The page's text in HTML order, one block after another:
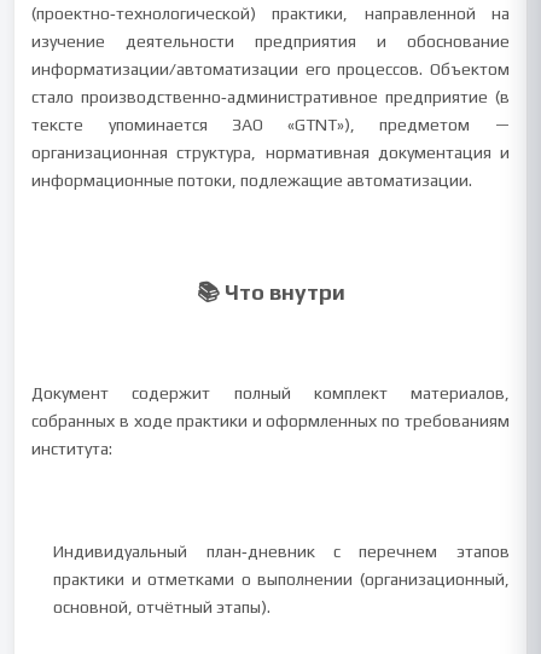
(проектно‑технологической) практики, направленной на
изучение деятельности предприятия и обоснование
информатизации/автоматизации его процессов. Объектом
стало производственно‑административное предприятие (в
тексте упоминается ЗАО «GTNT»), предметом —
организационная структура, нормативная документация и
информационные потоки, подлежащие автоматизации.
📚 Что внутри
Документ содержит полный комплект материалов,
собранных в ходе практики и оформленных по требованиям
института:
Индивидуальный план‑дневник с перечнем этапов
практики и отметками о выполнении (организационный,
основной, отчётный этапы).